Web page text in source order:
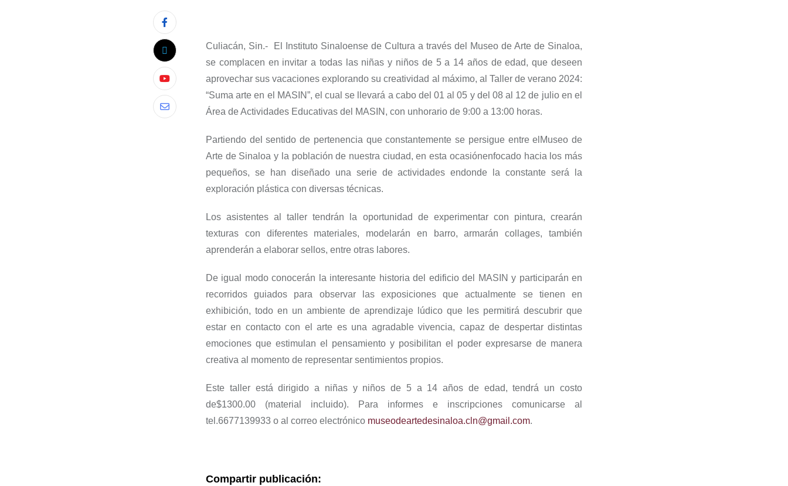
Culiacán, Sin.-
El Instituto Sinaloense de Cultura a través del Museo de Arte de Sinaloa,
se complacen en invitar a todas las niñas y niños de 5 a 14 años de edad, que deseen
aprovechar sus vacaciones explorando su creatividad al máximo, al Taller de verano 2024:
“Suma arte en el MASIN”, el cual se llevará a cabo del 01 al 05 y del 08 al 12 de julio en el
Área de Actividades Educativas del MASIN, con unhorario de 9:00 a 13:00 horas.
Partiendo del sentido de pertenencia que constantemente se persigue entre el Museo de
Arte de Sinaloa y la población de nuestra ciudad, en esta ocasiónenfocado hacia los más
pequeños, se han diseñado una serie de actividades endonde la constante será la
exploración plástica con diversas técnicas.
Los asistentes al taller tendrán la oportunidad de experimentar con pintura, crearán
texturas con diferentes materiales, modelarán en barro, armarán collages, también
aprenderán a elaborar sellos, entre otras labores.
De igual modo conocerán la interesante historia del edificio del MASIN y participarán en
recorridos guiados
para observar las exposiciones que actualmente se tienen en
exhibición, todo en un ambiente de aprendizaje lúdico que les permitirá descubrir que
estar en contacto con el arte es una agradable vivencia, capaz de despertar distintas
emociones que estimulan el pensamiento y posibilitan el poder expresarse de manera
creativa al momento de representar sentimientos propios.
Este taller está dirigido a niñas y niños de 5 a 14 años de edad, tendrá un costo
de$1300.00 (material incluido). Para informes e inscripciones comunicarse al
tel.6677139933 o al correo electrónico museodeartedesinaloa.cln@gmail.com.
Compartir publicación: